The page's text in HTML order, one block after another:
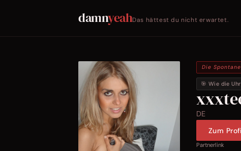
damnyeahDas hättest du nicht erwartet.
Die Spontane
🎯 Wie die Uhr
DE
Zum
Partnerlink